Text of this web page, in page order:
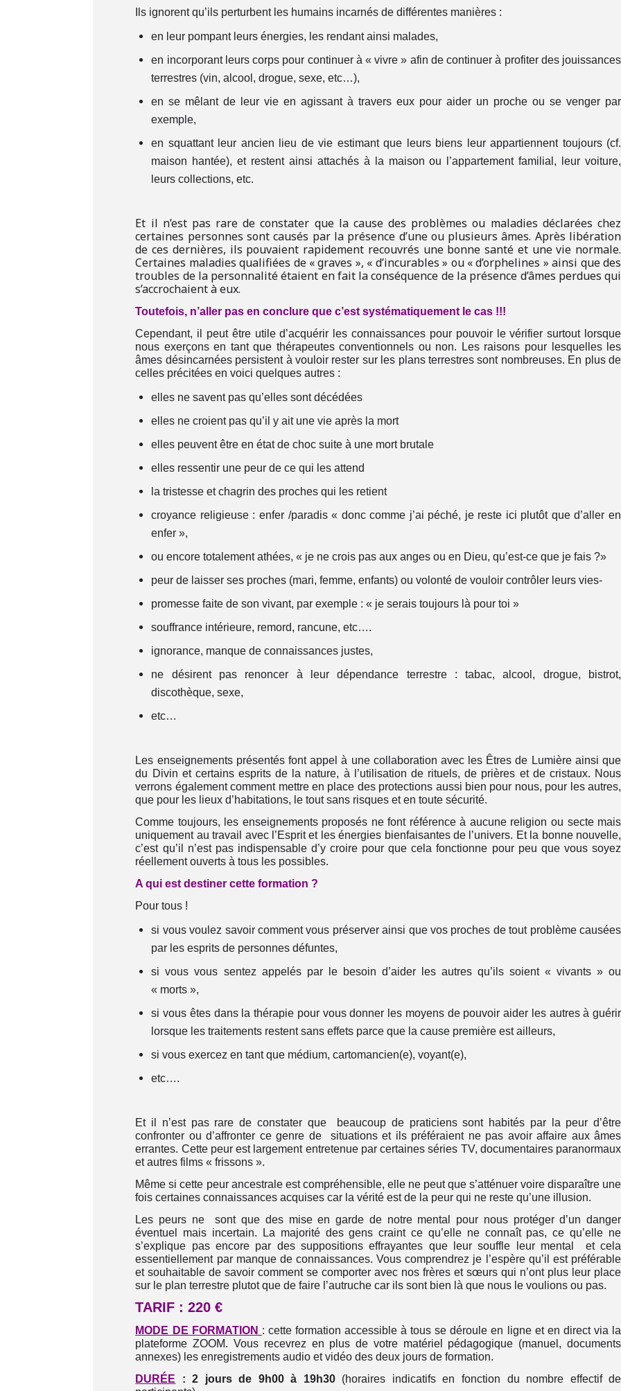
Ils ignorent qu’ils perturbent les humains incarnés de différentes manières :
en leur pompant leurs énergies, les rendant ainsi malades,
en incorporant leurs corps pour continuer à « vivre » afin de continuer à profiter des jouissances
terrestres (vin, alcool, drogue, sexe, etc…),
en se mêlant de leur vie en agissant à travers eux pour aider un proche ou se venger par
exemple,
en squattant leur ancien lieu de vie estimant que leurs biens leur appartiennent toujours (cf.
maison hantée), et restent ainsi attachés à la maison ou l’appartement familial, leur voiture,
leurs collections, etc.
Et il n’est pas rare de constater que la cause des problèmes ou maladies déclarées chez
certaines personnes sont causés par la présence d’une ou plusieurs âmes. Après libération
de ces dernières, ils pouvaient rapidement recouvrés une bonne santé et une vie normale.
Certaines maladies qualifiées de « graves », « d’incurables » ou « d’orphelines » ainsi que des
troubles de la personnalité étaient en fait la conséquence de la présence d’âmes perdues qui
s’accrochaient à eux.
Toutefois, n’aller pas en conclure que c’est systématiquement le cas !!!
Cependant, il peut être utile d’acquérir les connaissances pour pouvoir le vérifier surtout lorsque
nous exerçons en tant que thérapeutes conventionnels ou non. Les raisons pour lesquelles les
âmes désincarnées persistent à vouloir rester sur les plans terrestres sont nombreuses. En plus de
celles précitées en voici quelques autres :
elles ne savent pas qu’elles sont décédées
elles ne croient pas qu’il y ait une vie après la mort
elles peuvent être en état de choc suite à une mort brutale
elles ressentir une peur de ce qui les attend
la tristesse et chagrin des proches qui les retient
croyance religieuse : enfer /paradis « donc comme j’ai péché, je reste ici plutôt que d’aller en
enfer »,
ou encore totalement athées, « je ne crois pas aux anges ou en Dieu, qu’est-ce que je fais ?»
peur de laisser ses proches (mari, femme, enfants) ou volonté de vouloir contrôler leurs vies-
promesse faite de son vivant, par exemple : « je serais toujours là pour toi »
souffrance intérieure, remord, rancune, etc….
ignorance, manque de connaissances justes,
ne désirent pas renoncer à leur dépendance terrestre : tabac, alcool, drogue, bistrot,
discothèque, sexe,
etc…
Les enseignements présentés font appel à une collaboration avec les Êtres de Lumière ainsi que
du Divin et certains esprits de la nature, à l’utilisation de rituels, de prières et de cristaux. Nous
verrons également comment mettre en place des protections aussi bien pour nous, pour les autres,
que pour les lieux d’habitations, le tout sans risques et en toute sécurité.
Comme toujours, les enseignements proposés ne font référence à aucune religion ou secte mais
uniquement au travail avec l’Esprit et les énergies bienfaisantes de l’univers. Et la bonne nouvelle,
c’est qu’il n’est pas indispensable d’y croire pour que cela fonctionne pour peu que vous soyez
réellement ouverts à tous les possibles.
A qui est destiner cette formation ?
Pour tous !
si vous voulez savoir comment vous préserver ainsi que vos proches de tout problème causées
par les esprits de personnes défuntes,
si vous vous sentez appelés par le besoin d’aider les autres qu’ils soient « vivants » ou
« morts »,
si vous êtes dans la thérapie pour vous donner les moyens de pouvoir aider les autres à guérir
lorsque les traitements restent sans effets parce que la cause première est ailleurs,
si vous exercez en tant que médium, cartomancien(e), voyant(e),
etc….
Et il n’est pas rare de constater que beaucoup de praticiens sont habités par la peur d’être
confronter ou d’affronter ce genre de situations et ils préféraient ne pas avoir affaire aux âmes
errantes. Cette peur est largement entretenue par certaines séries TV, documentaires paranormaux
et autres films « frissons ».
Même si cette peur ancestrale est compréhensible, elle ne peut que s’atténuer voire disparaître une
fois certaines connaissances acquises car la vérité est de la peur qui ne reste qu’une illusion.
Les peurs ne sont que des mise en garde de notre mental pour nous protéger d’un danger
éventuel mais incertain. La majorité des gens craint ce qu’elle ne connaît pas, ce qu’elle ne
s’explique pas encore par des suppositions effrayantes que leur souffle leur mental et cela
essentiellement par manque de connaissances. Vous comprendrez je l’espère qu’il est préférable
et souhaitable de savoir comment se comporter avec nos frères et sœurs qui n’ont plus leur place
sur le plan terrestre plutot que de faire l’autruche car ils sont bien là que nous le voulions ou pas.
TARIF : 220 €
MODE DE FORMATION : cette formation accessible à tous se déroule en ligne et en direct via la
plateforme ZOOM. Vous recevrez en plus de votre matériel pédagogique (manuel, documents
annexes) les enregistrements audio et vidéo des deux jours de formation.
DURÉE : 2 jours de 9h00 à 19h30 (horaires indicatifs en fonction du nombre effectif de